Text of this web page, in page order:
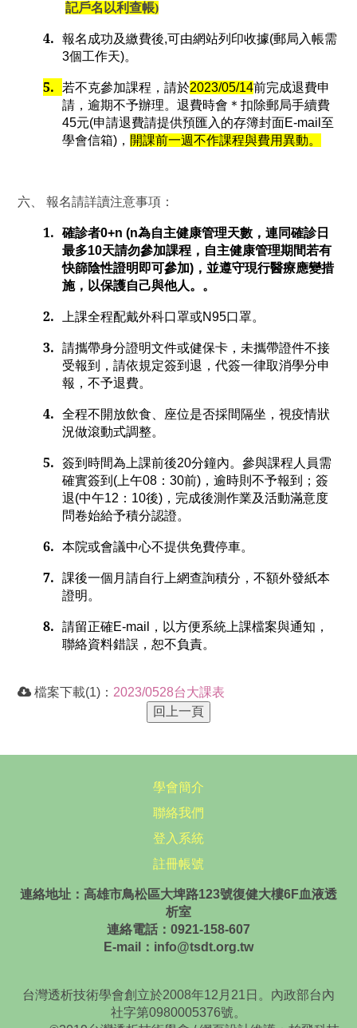
記戶名以利查帳)
4. 報名成功及繳費後,可由網站列印收據(郵局入帳需
3個工作天)。
5. 若不克參加課程，請於2023/05/14前完成退費申
請，逾期不予辦理。退費時會＊扣除郵局手續費
45元(申請退費請提供預匯入的存簿封面E-mail至
學會信箱) ， 開課前一週不作課程與費用異動。
六、 報名請詳讀注意事項：
1. 確診者0+n (n為自主健康管理天數，連同確診日
最多10天請勿參加課程，自主健康管理期間若有
快篩陰性證明即可參加) ，並遵守現行醫療應變措
施，以保護自己與他人。。
2. 上課全程配戴外科口罩或N95口罩。
3.
請攜帶身分證明文件或健保卡，未攜帶證件不接
受報到，請依規定簽到退，代簽一律取消學分申
報，不予退費。
4.
全程不開放飲食、座位是否採間隔坐，視疫情狀
況做滾動式調整。
5. 簽到時間為上課前後20分鐘內。參與課程人員需
確實簽到 ( 上午08 ：30前) ，逾時則不予報到；簽
退(中午12 ： 10後) ，完成後測作業及活動滿意度
問卷始給予積分認證。
6. 本院或會議中心不提供免費停車。
7.
課後一個月請自行上網查詢積分，不額外發紙本
證明。
8. 請留正確E-mail
，以方便系統上課檔案與通知，
聯絡資料錯誤，恕不負責。
檔案下載(1)： 2023/0528台大課表
學會簡介
聯絡我們
登入系統
註冊帳號
連絡地址：高雄市鳥松區大埤路123號復健大樓6F血液透
析室
連絡電話：0921-158-607
E-mail：info@tsdt.org.tw
台灣透析技術學會創立於2008年12月21日。內政部台內
社字第0980005376號。